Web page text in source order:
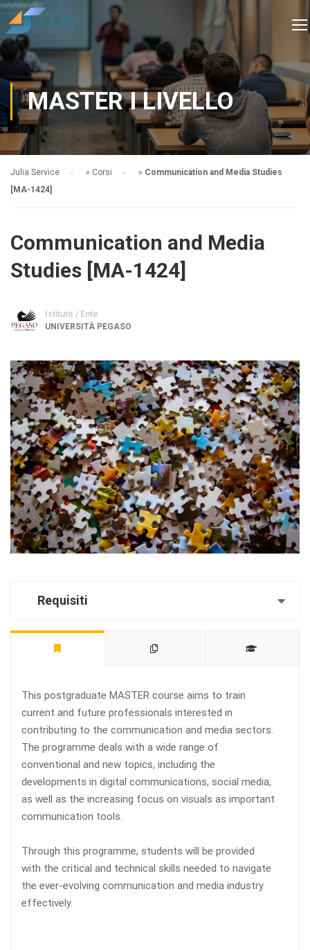
MASTER I LIVELLO
Julia Service » Corsi » Communication and Media Studies
[MA-1424]
Communication and Media
Studies [MA-1424]
Istituto / Ente
UNIVERSITÀ PEGASO
Requisiti
This postgraduate MASTER course aims to train
current and future professionals interested in
contributing to the communication and media sectors.
The programme deals with a wide range of
conventional and new topics, including the
developments in digital communications, social media,
as well as the increasing focus on visuals as important
communication tools.
Through this programme, students will be provided
with the critical and technical skills needed to navigate
the ever-evolving communication and media industry
effectively.